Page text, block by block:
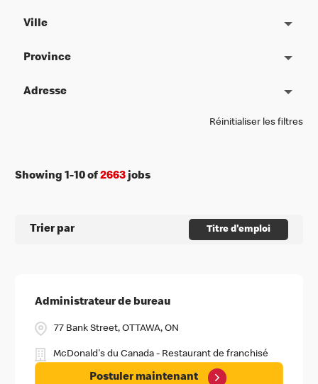
Ville
Province
Adresse
Réinitialiser les filtres
Showing 1-10of2663 jobs
Trier par Titre d'emploi
Administrateur de bureau
77 Bank Street, OTTAWA, ON
McDonald's du Canada - Restaurant de franchisé
Postuler maintenant